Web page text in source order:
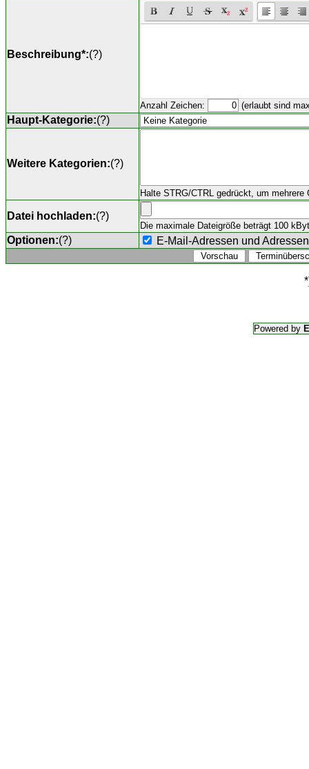
Beschreibung*:(?)
Anzahl Zeichen: (erlaubt sind
Haupt-Kategorie:(?)
Weitere Kategorien:(?)
Halte STRG/CTRL gedrückt, um mehrere
Datei hochladen:(?)
Die maximale Dateigröße beträgt 100
Optionen:(?) E-Mail-Adressen und
Powered by